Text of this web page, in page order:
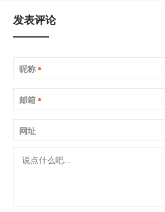
发表评论
昵称 *
邮箱 *
网址